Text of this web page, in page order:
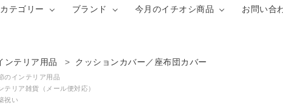
カテゴリー
カーテン・窓周
り
ラグ
ブランド
マリメッコ
今月のイチオシ商品 お問い合
ンテリア用品 クッションカバー／座布団カバー
のインテリア用品
テリア雑貨（メール便対応）
祝い